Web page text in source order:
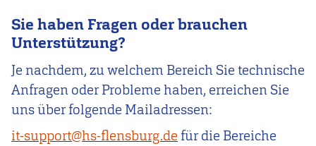
Sie haben Fragen oder brauchen
Unterstützung?
Je nachdem, zu welchem Bereich Sie technische
Anfragen oder Probleme haben, erreichen Sie
uns über folgende Mailadressen:
it-support@hs-flensburg.de für die Bereiche